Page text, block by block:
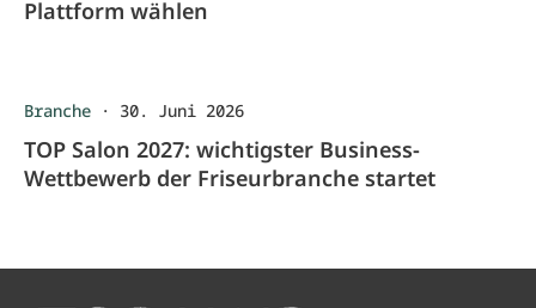
Plattform wählen
Branche · 30. Juni 2026
TOP Salon 2027: wichtigster Business-
Wettbewerb der Friseurbranche startet